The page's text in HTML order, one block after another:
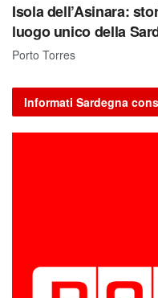
Isola dell’Asinara:
luogo unico della
Porto Torres
Informati Sardegna